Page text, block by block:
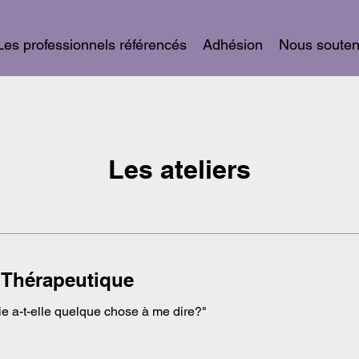
professionnels référencés Adhésion Nous
Les ateliers
a-t-elle quelque chose à me dire?"